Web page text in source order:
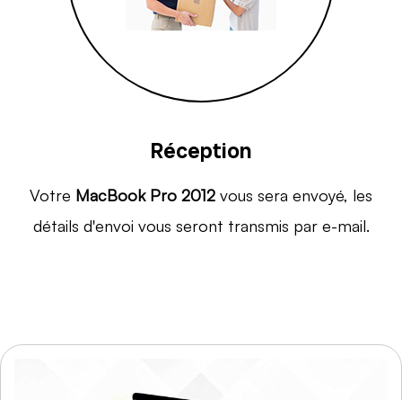
Réception
Votre MacBook Pro 2012 vous sera envoyé, les
détails d'envoi vous seront transmis par e-mail.